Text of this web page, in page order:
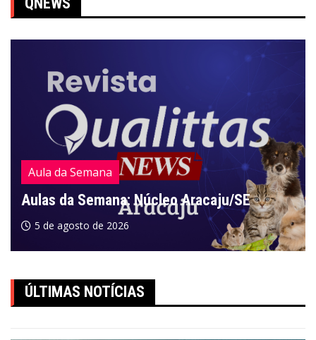
Aula da Semana
Aulas da Semana: Núcleo Aracaju/SE
5 de agosto de 2026
ÚLTIMAS NOTÍCIAS